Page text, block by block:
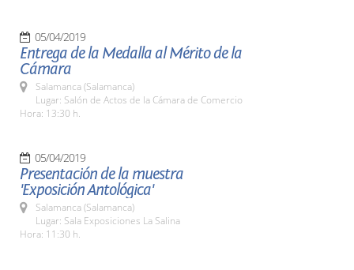
05/04/2019
Entrega de la Medalla al Mérito de la
Cámara
Salamanca (Salamanca)
Lugar: Salón de Actos de la Cámara de Comercio
Hora: 13:30 h.
05/04/2019
Presentación de la muestra
'Exposición Antológica'
Salamanca (Salamanca)
Lugar: Sala Exposiciones La Salina
Hora: 11:30 h.